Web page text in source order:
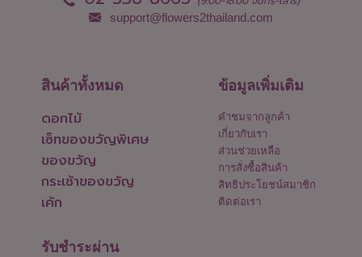
support@flowers2thailand.com
สินค้าทั้งหมด
ดอกไม้
เซ็ทของขวัญพิเศษ
ของขวัญ
กระเช้าของขวัญ
เค้ก
ข้อมูลเพิ่มเติม
คำชมจากลูกค้า
เกี่ยวกับเรา
ส่วนช่วยเหลือ
การสั่งซื้อสินค้า
สิทธิประโยชน์สมาชิก
ติดต่อเรา
รับชำระผ่าน